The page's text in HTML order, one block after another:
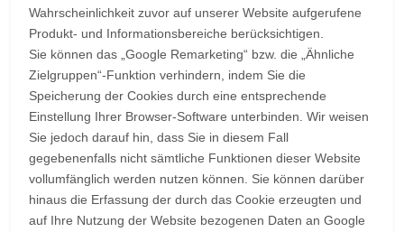
Wahrscheinlichkeit zuvor auf unserer Website aufgerufene
Produkt- und Informationsbereiche berücksichtigen.
Sie können das „Google Remarketing“ bzw. die „Ähnliche
Zielgruppen“-Funktion verhindern, indem Sie die
Speicherung der Cookies durch eine entsprechende
Einstellung Ihrer Browser-Software unterbinden. Wir weisen
Sie jedoch darauf hin, dass Sie in diesem Fall
gegebenenfalls nicht sämtliche Funktionen dieser Website
vollumfänglich werden nutzen können. Sie können darüber
hinaus die Erfassung der durch das Cookie erzeugten und
auf Ihre Nutzung der Website bezogenen Daten an Google